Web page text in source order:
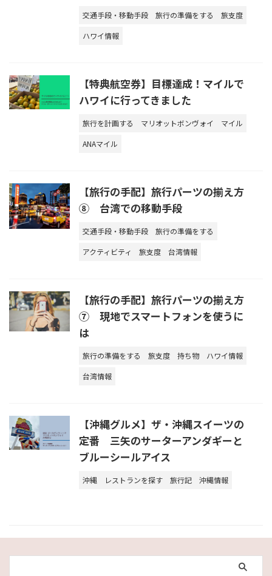
交通手段・移動手段 旅行の準備をする
旅支度
ハワイ情報
【特典航空券】目標達成！マイルで
ハワイに行ってきました
旅行を計画する マリオットボンヴォイ
マイル
ANAマイル
【旅行の手配】旅行パーツの揃え方
⑧ 台湾での移動手段
交通手段・移動手段
旅行の準備をする
アクティビティ
旅支度 台湾情報
【旅行の手配】旅行パーツの揃え方
⑦ 現地でスマートフォンを使うに
は
旅行の準備をする 旅支度 持ち物
ハワイ情報
台湾情報
【沖縄グルメ】ザ・沖縄スイーツの
定番 三矢のサーターアンダギーと
ブルーシールアイス
沖縄 レストランを探す 旅行記 沖縄情報